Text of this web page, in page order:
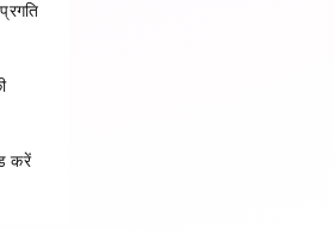
करें